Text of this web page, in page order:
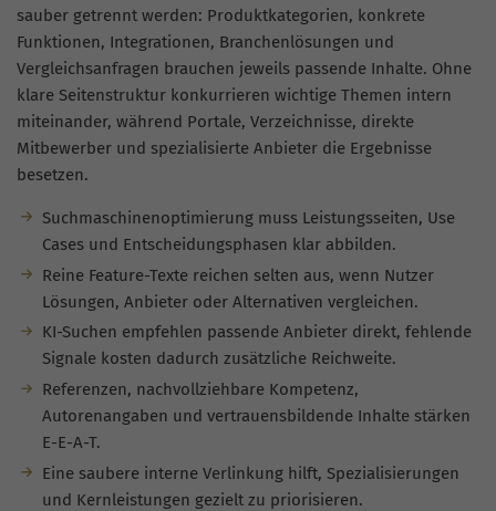
sauber getrennt werden: Produktkategorien, konkrete
Funktionen, Integrationen, Branchenlösungen und
Vergleichsanfragen brauchen jeweils passende Inhalte. Ohne
klare Seitenstruktur konkurrieren wichtige Themen intern
miteinander, während Portale, Verzeichnisse, direkte
Mitbewerber und spezialisierte Anbieter die Ergebnisse
besetzen.
Suchmaschinenoptimierung muss Leistungsseiten, Use
Cases und Entscheidungsphasen klar abbilden.
Reine Feature-Texte reichen selten aus, wenn Nutzer
Lösungen, Anbieter oder Alternativen vergleichen.
KI-Suchen empfehlen passende Anbieter direkt, fehlende
Signale kosten dadurch zusätzliche Reichweite.
Referenzen, nachvollziehbare Kompetenz,
Autorenangaben und vertrauensbildende Inhalte stärken
E-E-A-T.
Eine saubere interne Verlinkung hilft, Spezialisierungen
und Kernleistungen gezielt zu priorisieren.